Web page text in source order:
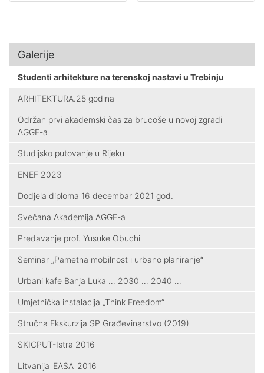
Galerije
Studenti arhitekture na terenskoj nastavi u Trebinju
ARHITEKTURA.25 godina
Održan prvi akademski čas za brucoše u novoj zgradi
AGGF-a
Studijsko putovanje u Rijeku
ENEF 2023
Dodjela diploma 16 decembar 2021 god.
Svečana Akademija AGGF-a
Predavanje prof. Yusuke Obuchi
Seminar „Pametna mobilnost i urbano planiranje“
Urbani kafe Banja Luka … 2030 … 2040 …
Umjetnička instalacija „Think Freedom“
Stručna Ekskurzija SP Građevinarstvo (2019)
SKICPUT-Istra 2016
Litvanija_EASA_2016